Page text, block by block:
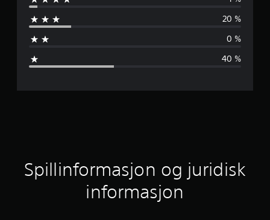
n
o
s
t
20 %
0 %
40 %
Spillinformasjon og juridisk
informasjon